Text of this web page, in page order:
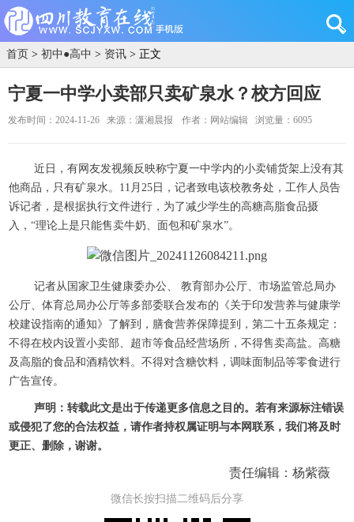
首页 > 初中●高中 > 资讯 > 正文
宁夏一中学小卖部只卖矿泉水？校方回应
发布时间：2024-11-26 来源：潇湘晨报 作者：网站编辑 浏览量：6095
近日，有网友发视频反映称宁夏一中学内的小卖铺货架上没有其
他商品，只有矿泉水。11月25日，记者致电该校教务处，工作人员告
诉记者，是根据执行文件进行，为了减少学生的高糖高脂食品摄
入，“理论上是只能售卖牛奶、面包和矿泉水”。
记者从国家卫生健康委办公、 教育部办公厅、市场监管总局办
公厅、体育总局办公厅等多部委联合发布的《关于印发营养与健康学
校建设指南的通知》了解到，膳食营养保障提到，第二十五条规定：
不得在校内设置小卖部、超市等食品经营场所，不得售卖高盐。高糖
及高脂的食品和酒精饮料。不得对含糖饮料，调味面制品等零食进行
广告宣传。
声明：转载此文是出于传递更多信息之目的。若有来源标注错误
或侵犯了您的合法权益，请作者持权属证明与本网联系，我们将及时
更正、删除，谢谢。
责任编辑：杨紫薇
微信长按扫描二维码后分享